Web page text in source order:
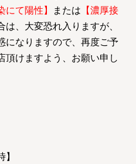
にて陽性】 または 【濃厚接
は、大変恐れ入りますが、
になりますので、再度ご予
頂けますよう、お願い申し
】